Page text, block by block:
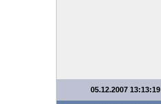
05.12.2007 13:13:19